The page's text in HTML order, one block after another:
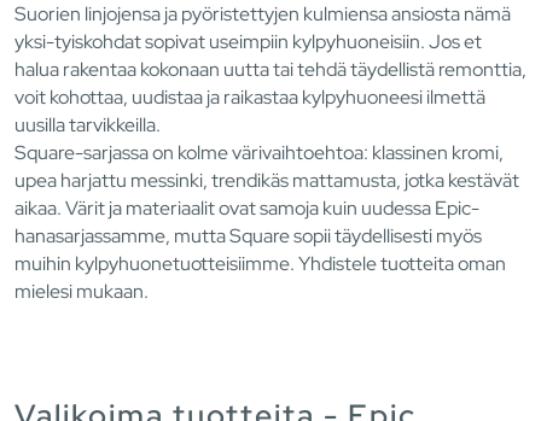
Suorien linjojensa ja pyöristettyjen kulmiensa ansiosta nämä
yksi-tyiskohdat sopivat useimpiin kylpyhuoneisiin. Jos et
halua rakentaa kokonaan uutta tai tehdä täydellistä remonttia,
voit kohottaa, uudistaa ja raikastaa kylpyhuoneesi ilmettä
uusilla tarvikkeilla.
Square-sarjassa on kolme värivaihtoehtoa: klassinen kromi,
upea harjattu messinki, trendikäs mattamusta, jotka kestävät
aikaa. Värit ja materiaalit ovat samoja kuin uudessa Epic-
hanasarjassamme, mutta Square sopii täydellisesti myös
muihin kylpyhuonetuotteisiimme. Yhdistele tuotteita oman
mielesi mukaan.